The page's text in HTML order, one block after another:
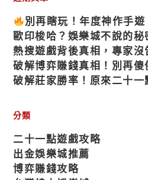
別再瞎玩！年度神作手
歐印梭哈？娛樂城不說的秘
熱搜遊戲背後真相，專家沒
破解博弈賺錢真相！別再傻
破解莊家勝率！原來二十一
分類
二十一點遊戲攻略
出金娛樂城推薦
博弈賺錢攻略